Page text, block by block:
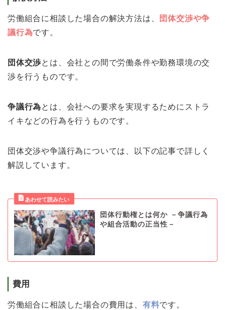
労働組合に相談した場合の解決方法は、
団体交渉や争
議行為です。
団体交渉とは、会社との間で労働条件や勤務環境の交
渉を行うものです。
争議行為とは、会社への要求を実現するためにストラ
イキなどの行為を行うものです。
団体交渉や争議行為については、以下の記事で詳しく
解説しています。
団体行動権とは何か －争議行為
や組合活動の正当性－
費用
労働組合に相談した場合の費用は、 有料です。